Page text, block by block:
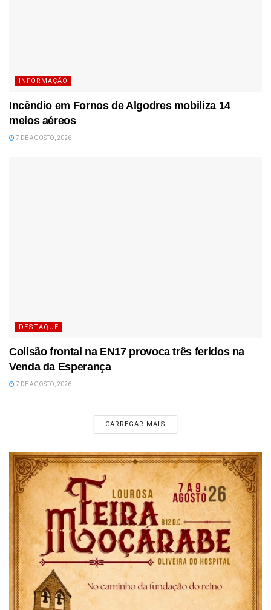
INFORMAÇÃO
Incêndio em Fornos de Algodres mobiliza 14
meios aéreos
7 DE AGOSTO, 2026
DESTAQUE
Colisão frontal na EN17 provoca três feridos na
Venda da Esperança
7 DE AGOSTO, 2026
CARREGAR MAIS